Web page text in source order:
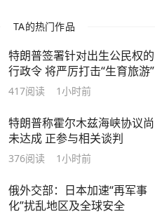
TA的热门作品
特朗普签署针对出生公民权的
行政令 将严厉打击“生育旅游”
417阅读 1小时前
特朗普称霍尔木兹海峡协议尚
未达成 正参与相关谈判
376阅读 1小时前
俄外交部：日本加速“再军事
化”扰乱地区及全球安全